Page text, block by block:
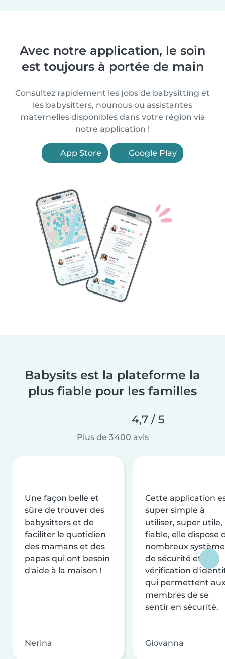
Avec notre application, le soin
est toujours à portée de main
Consultez rapidement les jobs de babysitting et
les babysitters, nounous ou assistantes
maternelles disponibles dans votre région via
notre application !
App Store Google Play
Babysits est la plateforme la
plus fiable pour les familles
4,7 / 5
Plus de 3 400 avis
Une façon belle et
sûre de trouver des
babysitters et de
faciliter le quotidien
des mamans et des
papas qui ont besoin
d'aide à la maison !
Nerina
Cette application
super simple à
utiliser, super utile,
fiable, elle dispose
nombreux
de sécurité et de
vérification
qui permettent
membres de se
sentir en sécurité.
Giovanna